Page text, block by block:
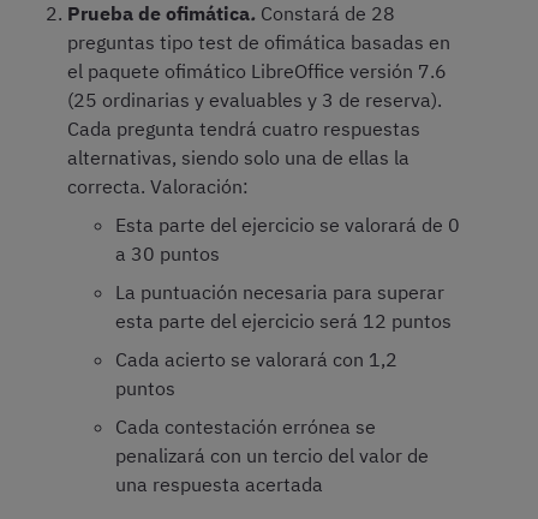
Prueba de ofimática. Constará de 28
preguntas tipo test de ofimática basadas en
el paquete ofimático LibreOffice versión 7.6
(25 ordinarias y evaluables y 3 de reserva).
Cada pregunta tendrá cuatro respuestas
alternativas, siendo solo una de ellas la
correcta. Valoración:
Esta parte del ejercicio se valorará de 0
a 30 puntos
La puntuación necesaria para superar
esta parte del ejercicio será 12 puntos
Cada acierto se valorará con 1,2
puntos
Cada contestación errónea se
penalizará con un tercio del valor de
una respuesta acertada